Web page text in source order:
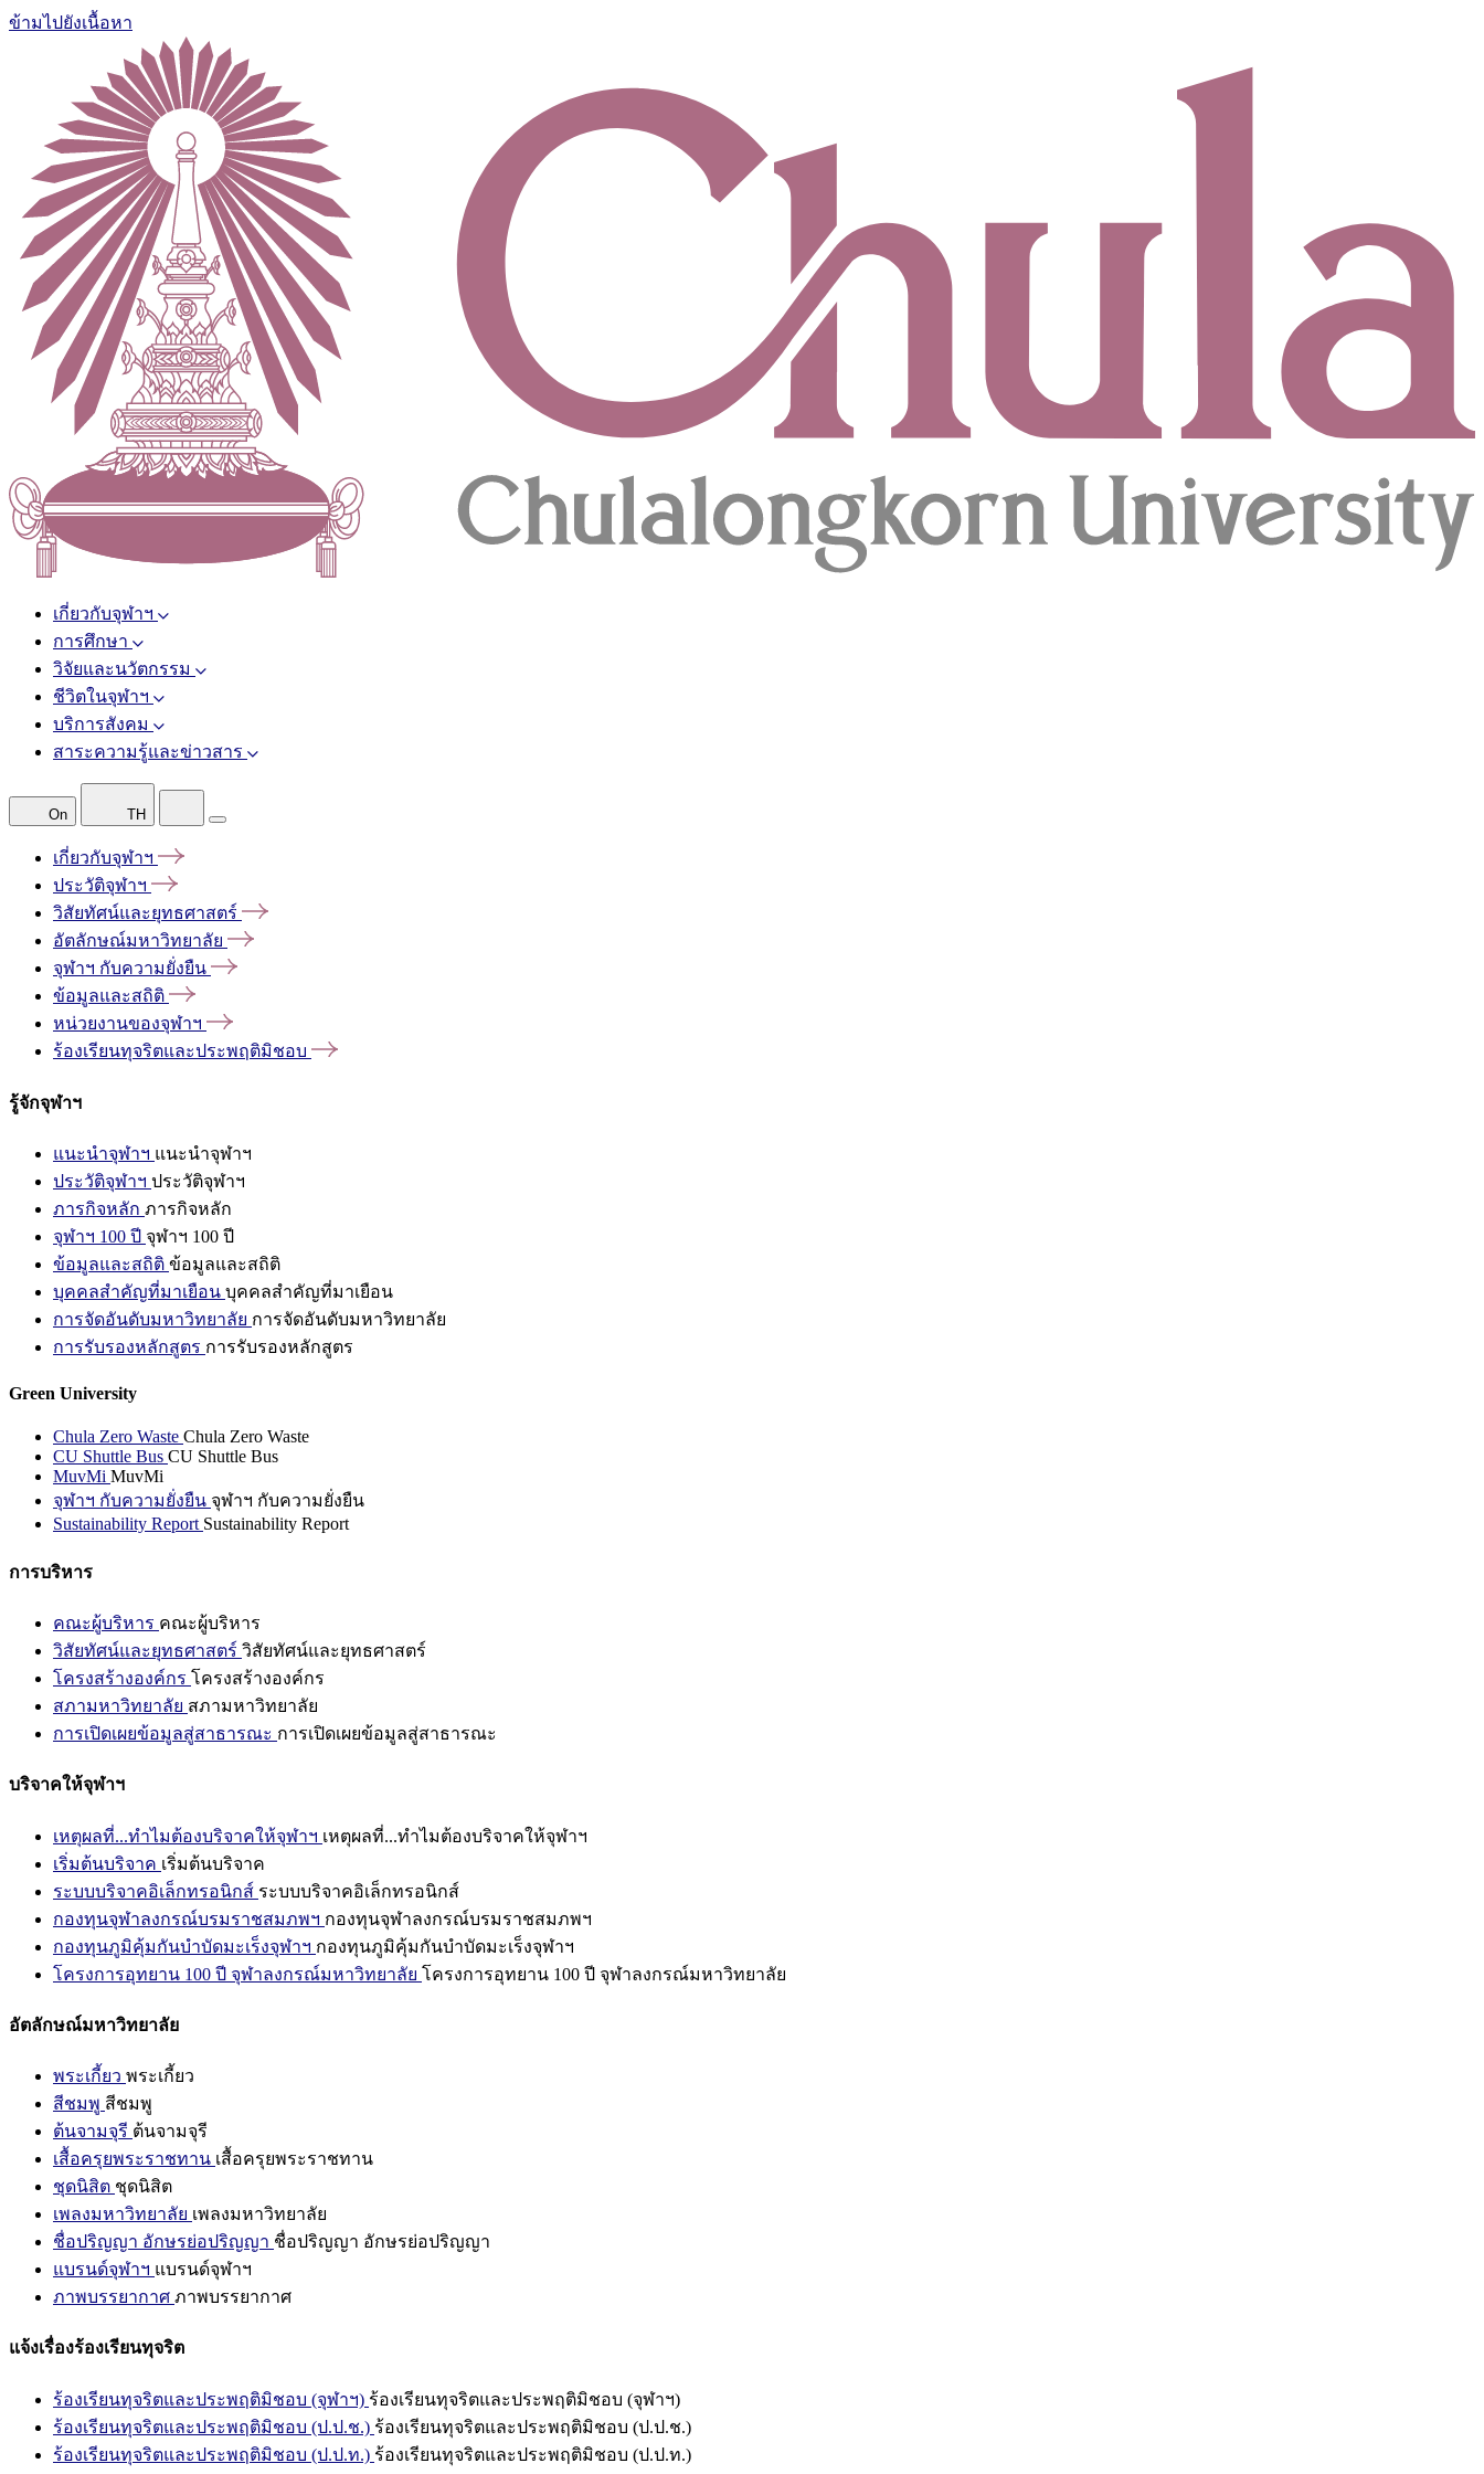
ข้ามไปยังเนื้อหา
เกี่ยวกับจุฬาฯ
การศึกษา
วิจัยและนวัตกรรม
ชีวิตในจุฬาฯ
บริการสังคม
สาระความรู้และข่าวสาร
On TH
เกี่ยวกับจุฬาฯ
ประวัติจุฬาฯ
วิสัยทัศน์และยุทธศาสตร์
อัตลักษณ์มหาวิทยาลัย
จุฬาฯ กับความยั่งยืน
ข้อมูลและสถิติ
หน่วยงานของจุฬาฯ
ร้องเรียนทุจริตและประพฤติมิชอบ
รู้จักจุฬาฯ
แนะนำจุฬาฯ แนะนำจุฬาฯ
ประวัติจุฬาฯ ประวัติจุฬาฯ
ภารกิจหลัก ภารกิจหลัก
จุฬาฯ 100 ปี จุฬาฯ 100 ปี
ข้อมูลและสถิติ ข้อมูลและสถิติ
บุคคลสำคัญที่มาเยือน บุคคลสำคัญที่มาเยือน
การจัดอันดับมหาวิทยาลัย การจัดอันดับมหาวิทยาลัย
การรับรองหลักสูตร การรับรองหลักสูตร
Green University
Chula Zero Waste Chula Zero Waste
CU Shuttle Bus CU Shuttle Bus
MuvMi MuvMi
จุฬาฯ กับความยั่งยืน จุฬาฯ กับความยั่งยืน
Sustainability Report Sustainability Report
การบริหาร
คณะผู้บริหาร คณะผู้บริหาร
วิสัยทัศน์และยุทธศาสตร์ วิสัยทัศน์และยุทธศาสตร์
โครงสร้างองค์กร โครงสร้างองค์กร
สภามหาวิทยาลัย สภามหาวิทยาลัย
การเปิดเผยข้อมูลสู่สาธารณะ การเปิดเผยข้อมูลสู่สาธารณะ
บริจาคให้จุฬาฯ
เหตุผลที่...ทำไมต้องบริจาคให้จุฬาฯ เหตุผลที่...ทำไมต้องบริจาคให้จุฬาฯ
เริ่มต้นบริจาค เริ่มต้นบริจาค
ระบบบริจาคอิเล็กทรอนิกส์ ระบบบริจาคอิเล็กทรอนิกส์
กองทุนจุฬาลงกรณ์บรมราชสมภพฯ กองทุนจุฬาลงกรณ์บรมราชสมภพฯ
กองทุนภูมิคุ้มกันบำบัดมะเร็งจุฬาฯ กองทุนภูมิคุ้มกันบำบัดมะเร็งจุฬาฯ
โครงการอุทยาน 100 ปี จุฬาลงกรณ์มหาวิทยาลัย โครงการอุทยาน 100 ปี จุฬาลงกรณ์มหาวิทยาลัย
อัตลักษณ์มหาวิทยาลัย
พระเกี้ยว พระเกี้ยว
สีชมพู สีชมพู
ต้นจามจุรี ต้นจามจุรี
เสื้อครุยพระราชทาน เสื้อครุยพระราชทาน
ชุดนิสิต ชุดนิสิต
เพลงมหาวิทยาลัย เพลงมหาวิทยาลัย
ชื่อปริญญา อักษรย่อปริญญา ชื่อปริญญา อักษรย่อปริญญา
แบรนด์จุฬาฯ แบรนด์จุฬาฯ
ภาพบรรยากาศ ภาพบรรยากาศ
แจ้งเรื่องร้องเรียนทุจริต
ร้องเรียนทุจริตและประพฤติมิชอบ (จุฬาฯ) ร้องเรียนทุจริตและประพฤติมิชอบ (จุฬาฯ)
ร้องเรียนทุจริตและประพฤติมิชอบ (ป.ป.ช.) ร้องเรียนทุจริตและประพฤติมิชอบ (ป.ป.ช.)
ร้องเรียนทุจริตและประพฤติมิชอบ (ป.ป.ท.) ร้องเรียนทุจริตและประพฤติมิชอบ (ป.ป.ท.)